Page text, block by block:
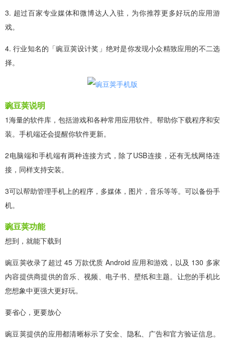
3. 超过百家专业媒体和微博达人入驻，为你推荐更多好玩的应用游
戏。
4. 行业知名的「豌豆荚设计奖」绝对是你发现小众精致应用的不二选
择。
豌豆荚说明
1海量的软件库，包括游戏和各种常用应用软件。帮助你下载程序和安
装。手机端还会提醒你软件更新。
2电脑端和手机端有两种连接方式，除了USB连接，还有无线网络连
接，同样支持安装。
3可以帮助管理手机上的程序，多媒体，图片，音乐等等。可以备份手
机。
豌豆荚功能
想到，就能下载到
豌豆荚收录了超过 45 万款优质 Android 应用和游戏，以及 130 多家
内容提供商提供的音乐、视频、电子书、壁纸和主题。让您的手机比
您想象中更强大更好玩。
要省心，更要放心
豌豆荚提供的应用都清晰标示了安全、隐私、广告和官方验证信息。